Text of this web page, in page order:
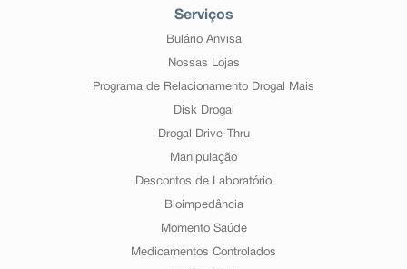
Serviços
Bulário Anvisa
Nossas Lojas
Programa de Relacionamento Drogal Mais
Disk Drogal
Drogal Drive-Thru
Manipulação
Descontos de Laboratório
Bioimpedância
Momento Saúde
Medicamentos Controlados